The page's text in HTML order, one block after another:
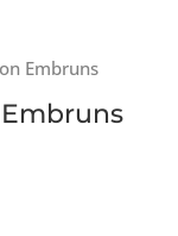
Embruns